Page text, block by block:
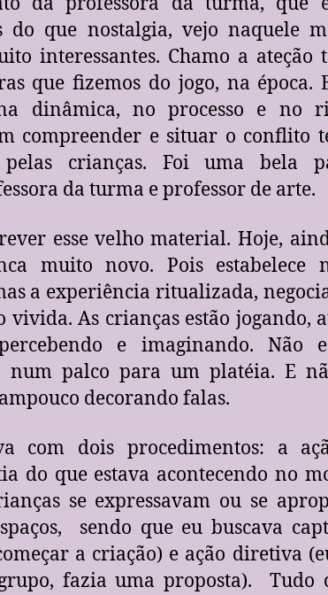
do que nostalgia, vejo naquele
interessantes. Chamo a ateção
que fizemos do jogo, na época.
dinâmica, no processo e no
compreender e situar o conflito
pelas crianças. Foi uma bela
da turma e professor de arte.
esse velho material. Hoje,
muito novo. Pois estabelece
a experiência ritualizada,
vivida. As crianças estão jogando,
e imaginando. Não
num palco para um platéia. E
decorando falas.
com dois procedimentos: a
do que estava acontecendo no
se expressavam ou se
sendo que eu buscava
a criação) e ação diretiva
fazia uma proposta). Tudo